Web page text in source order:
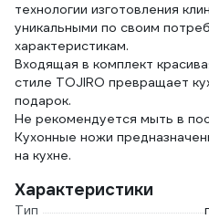
технологии изготовления
уникальными по своим
характеристикам.
Входящая в комплект
стиле TOJIRO превращает
подарок.
Не рекомендуется мыть в
Кухонные ножи
на кухне.
Характеристики
Тип